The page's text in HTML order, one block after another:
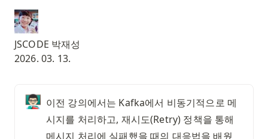
JSCODE 박재성
2026. 03. 13.
👨🏻‍🏫 이전 강의에서는 Kafka에서 비동기적으로 메
시지를 처리하고, 재시도(Retry) 정책을 통해
메시지 처리에 실패했을 때의 대응법을 배웠